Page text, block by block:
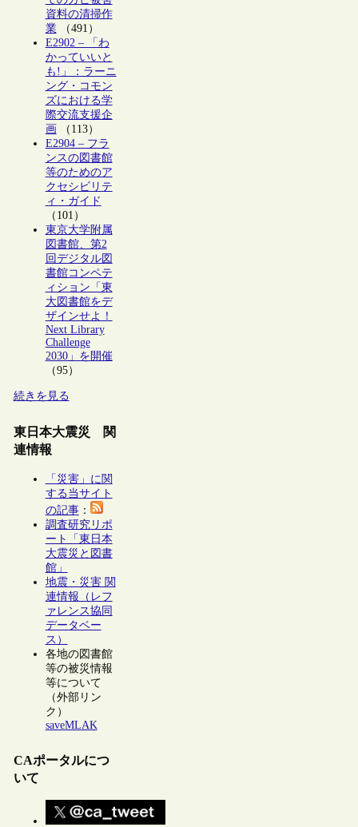
資料の清掃作
業（491）
E2902 – 「わ
かっていいと
も!」：ラーニ
ング・コモン
ズにおける学
際交流支援企
画 （113）
E2904 – フラ
ンスの図書館
等のためのア
クセシビリテ
ィ・ガイド
（101）
東京大学附属
図書館、第2
回デジタル図
書館コンペテ
ィション「東
大図書館をデ
ザインせよ！
Next Library
Challenge
2030」を開催
（95）
続きを見る
東日本大震災 関
連情報
「災害」に関
する当サイト
の記事：
調査研究リポ
ート「東日本
大震災と図書
館」
地震・災害 関
連情報（レフ
ァレンス協同
データベー
ス）
各地の図書館
等の被災情報
等について
（外部リン
ク）
saveMLAK
CAポータルにつ
いて